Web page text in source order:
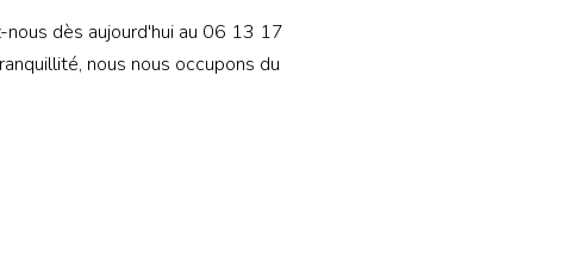
dès aujourd'hui au 06 13 17
nous nous occupons du